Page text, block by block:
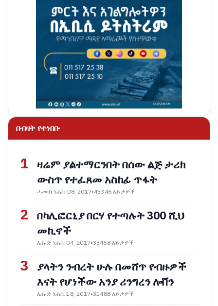
በብዛት የተነበቡ
1 ዛሬም ያልተማርንበት በሰው ልጅ ታሪክ
ውስጥ የተፈጸመ አስከፊ ጥፋት
ሓሙስ ነሐሴ 08, 2017•43346 እይታዎች
2 በካሊፎርኒያ በርሃ የተጣሉት 300 ሺህ
መኪኖች
እሑድ ነሐሴ 04, 2017•33458 እይታዎች
3
ያላትን ንብረት ሁሉ በመሸጥ የብዙዎች
እናት የሆነችው አንያ ሪንግረን ሎቨን
እሑድ ነሐሴ 18, 2017•31488 እይታዎች